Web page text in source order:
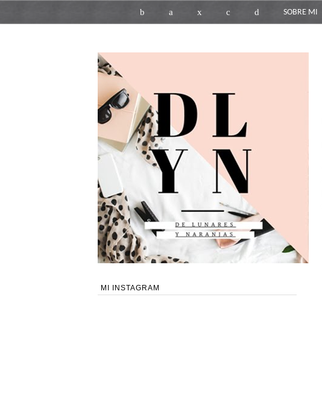
b a x c d SOBRE MI
MI INSTAGRAM